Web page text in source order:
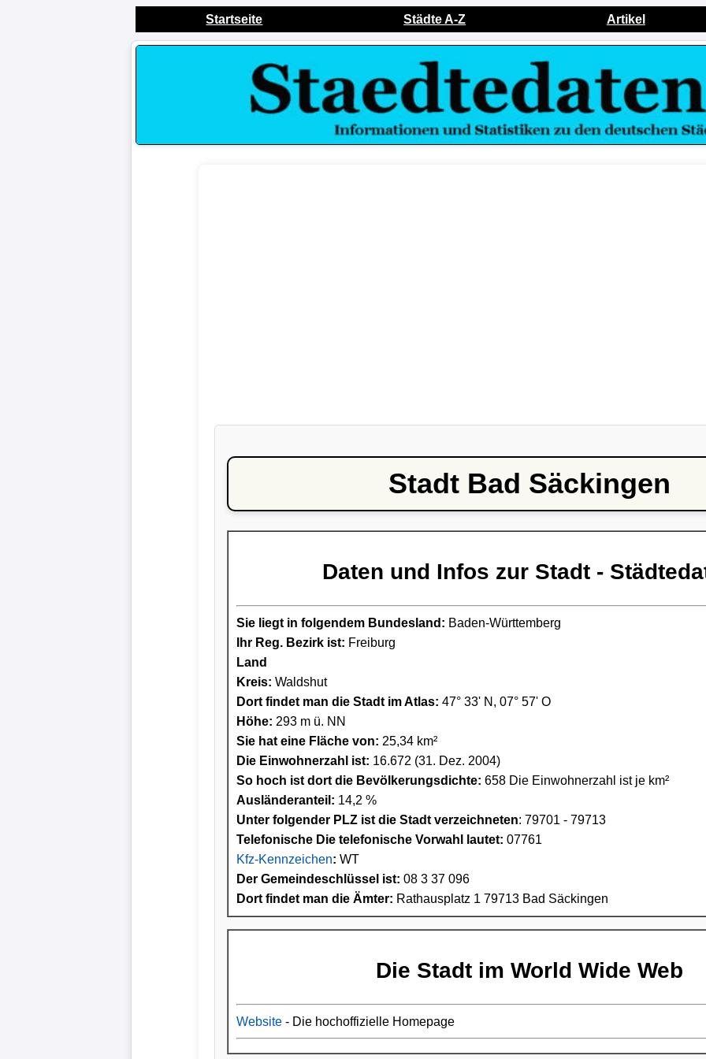
Startseite Städte A-Z Artikel
Stadt Bad Säckingen
Daten und Infos zur Stadt -
Sie liegt in folgendem Bundesland: Baden-Württemberg
Ihr Reg. Bezirk ist: Freiburg
Land
Kreis: Waldshut
Dort findet man die Stadt im Atlas: 47° 33' N, 07° 57' O
Höhe: 293 m ü. NN
Sie hat eine Fläche von: 25,34 km²
Die Einwohnerzahl ist: 16.672 (31. Dez. 2004)
So hoch ist dort die Bevölkerungsdichte: 658 Die Einwohnerzahl ist je km²
Ausländeranteil: 14,2 %
Unter folgender PLZ ist die Stadt verzeichneten: 79701 - 79713
Telefonische Die telefonische Vorwahl lautet: 07761
Kfz-Kennzeichen: WT
Der Gemeindeschlüssel ist: 08 3 37 096
Dort findet man die Ämter: Rathausplatz 1 79713 Bad Säckingen
Die Stadt im World Wide Web
Website - Die hochoffizielle Homepage